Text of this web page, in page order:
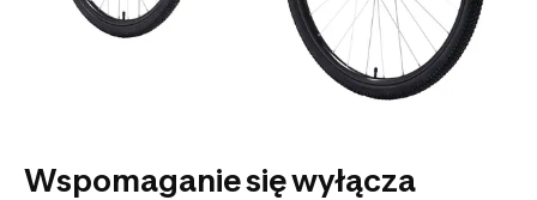
Wspomaganie się wyłącza